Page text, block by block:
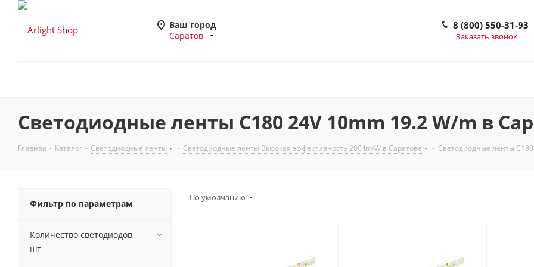
Ваш город
Саратов
8 (800) 550-31-93
Заказать звонок
Светодиодные ленты C180 24V 10mm 19.2 W/m в
Главная - Каталог - Светодиодные ленты - Светодиодные ленты Высокая эффективность 200 lm/W в Саратове - Светодиодные ленты
По умолчанию
Фильтр по параметрам
Количество светодиодов,
шт